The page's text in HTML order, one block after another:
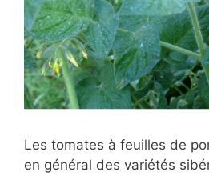
Les tomates à feuilles de
en général des variétés